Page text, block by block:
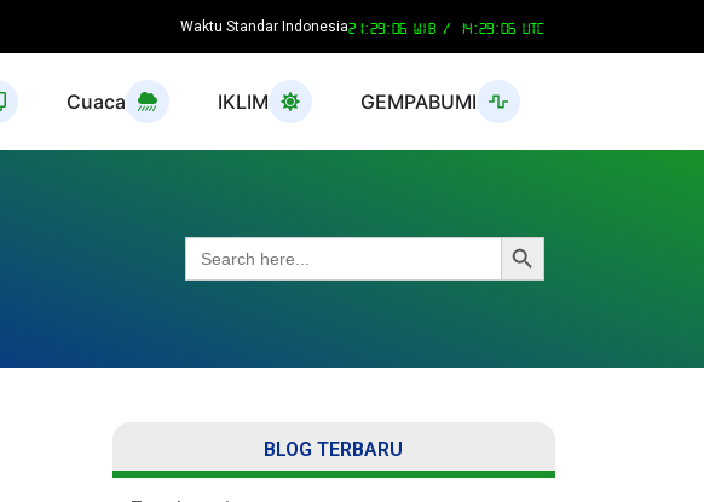
Waktu Standar Indonesia21:29:06 WIB / 14:29:06 UTC
Cuaca IKLIM GEMPABUMI
Search
for:
Search Button
BLOG TERBARU